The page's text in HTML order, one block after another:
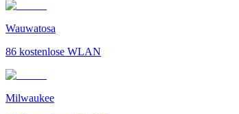
Wauwatosa
86 kostenlose WLAN
Milwaukee